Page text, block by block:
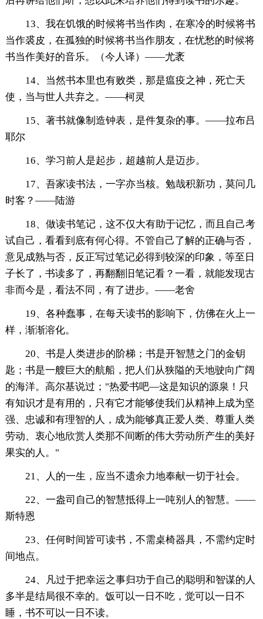
13、我在饥饿的时候将书当作肉，在寒冷的时候将书
当作裘皮，在孤独的时候将书当作朋友，在忧愁的时候将
书当作美好的音乐。（今人译）——尤袤
14、当然书本里也有败类，那是瘟疫之神，死亡天
使，当与世人共弃之。——柯灵
15、著书就像制造钟表，是件复杂的事。——拉布吕
耶尔
16、学习前人是起步，超越前人是迈步。
17、吾家读书法，一字亦当核。勉哉积新功，莫问几
时客？——陆游
18、做读书笔记，这不仅大有助于记忆，而且自己考
试自己，看看到底有何心得。不管自己了解的正确与否，
意见成熟与否，反正写过笔记必得到较深的印象，等至日
子长了，书读多了，再翻翻旧笔记看？一看，就能发现古
非而今是，看法不同，有了进步。——老舍
19、各种蠢事，在每天读书的影响下，仿佛在火上一
样，渐渐溶化。
20、书是人类进步的阶梯；书是开智慧之门的金钥
匙；书是一艘巨大的航船，把人们从狭隘的天地驶向广阔
的海洋。高尔基说过；"热爱书吧—这是知识的源泉！只
有知识才是有用的，只有它才能够使我们从精神上成为坚
强、忠诚和有理智的人，成为能够真正爱人类、尊重人类
劳动、衷心地欣赏人类那不间断的伟大劳动所产生的美好
果实的人。"
21、人的一生，应当不遗余力地奉献一切于社会。
22、一盎司自己的智慧抵得上一吨别人的智慧。——
斯特恩
23、任何时间皆可读书，不需桌椅器具，不需约定时
间地点。
24、凡过于把幸运之事归功于自己的聪明和智谋的人
多半是结局很不幸的。饭可以一日不吃，觉可以一日不
睡，书不可以一日不读。